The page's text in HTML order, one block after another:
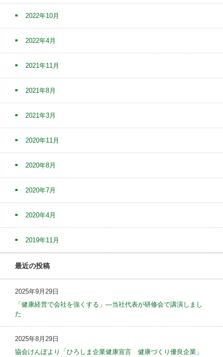
2022年10月
2022年4月
2021年11月
2021年8月
2021年3月
2020年11月
2020年8月
2020年7月
2020年4月
2019年11月
最近の投稿
2025年9月29日
「健康経営で会社を強くする」—当社代表が研修会で講演しまし
た
2025年8月29日
協会けんぽより「ひろしま企業健康宣言 健康づくり優良企業」